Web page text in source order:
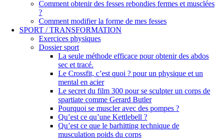
Comment obtenir des fesses rebondies fermes et musclées
?
Comment modifier la forme de mes fesses
SPORT / TRANSFORMATION
Exercices physiques
Dossier sport
La seule méthode efficace pour obtenir des abdos
sec et tracé.
Le Crossfit, c’est quoi ? pour un physique et un
mental en acier
Le secret du film 300 pour se sculpter un corps de
spartiate comme Gerard Butler
Pourquoi se muscler avec des pompes ?
Qu’est ce qu’une Kettlebell ?
Qu’est ce que le barhitting technique de
musculation poids du corps